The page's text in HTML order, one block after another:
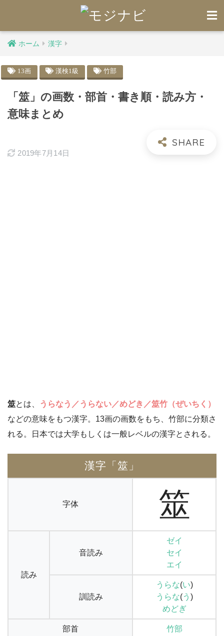
ホーム 漢字
13画 漢検1級 竹部
「筮」の画数・部首・書き順・読み方・
意味まとめ
2019年7月14日
筮とは、
うらなう／うらない／めどき／筮竹（ぜいちく）
などの意味をもつ漢字。13画の画数をもち、竹部に分類さ
れる。日本では大学もしくは一般レベルの漢字とされる。
漢字「筮」
字体 筮
読み
音読み
ゼイ
セイ
エイ
訓読み
うらな(い)
うらな(う )
めどぎ
部首 竹部